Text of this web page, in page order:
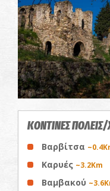
ΚΟΝΤΙΝΕΣ
Βαρβίτσα
Καρυές ~3.2Km
Βαμβακού